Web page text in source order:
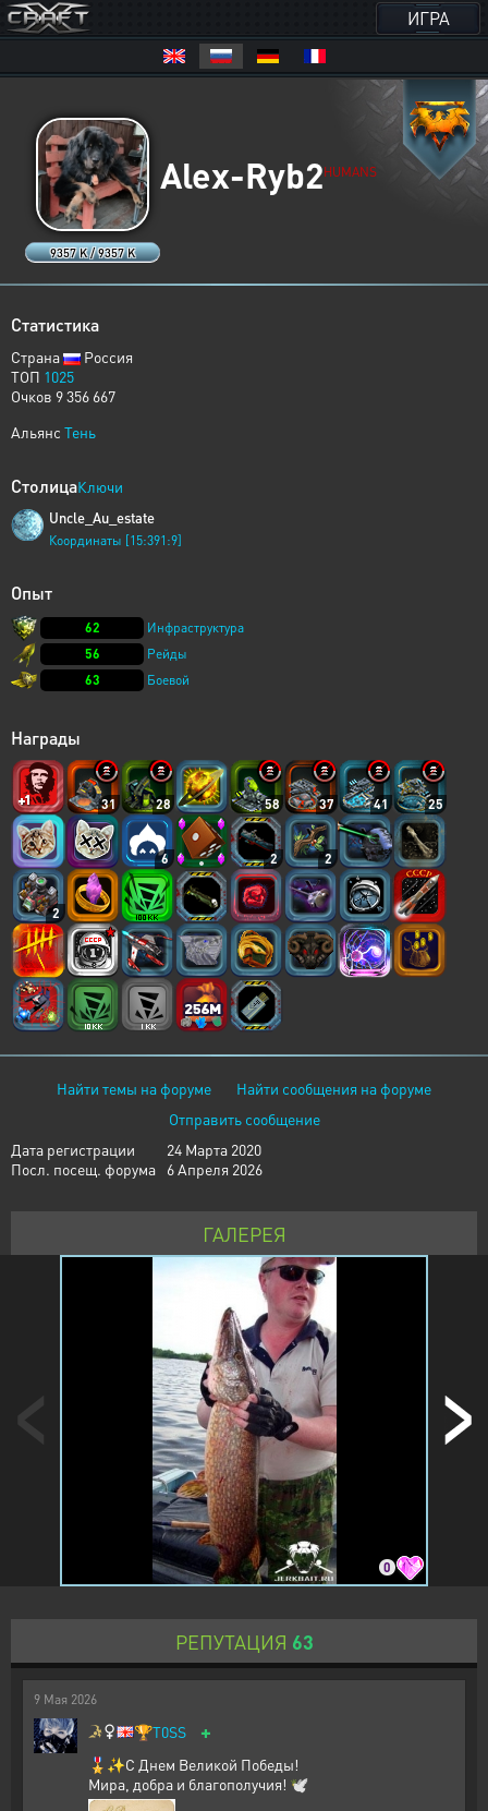
ИГРА
9357 K / 9357 K
Alex-Ryb2HUMANS
Статистика
Страна
Россия
ТОП 1025
Очков 9 356 667
Альянс Тень
СтолицаКлючи
Uncle_Au_estate
Координаты [15:391:9]
Опыт
62
Инфраструктура
56
Рейды
63
Боевой
Награды
31 28 58 37 41 25
6 2 2
2
Найти темы на форуме
Найти сообщения на форуме
Отправить сообщение
Дата регистрации
24 Марта 2020
Посл. посещ. форума
6 Апреля 2026
ГАЛЕРЕЯ
0
РЕПУТАЦИЯ 63
9 Мая 2026
🏆T0SS +
🎖️✨С Днем Великой Победы!
Мира, добра и благополучия! 🕊️